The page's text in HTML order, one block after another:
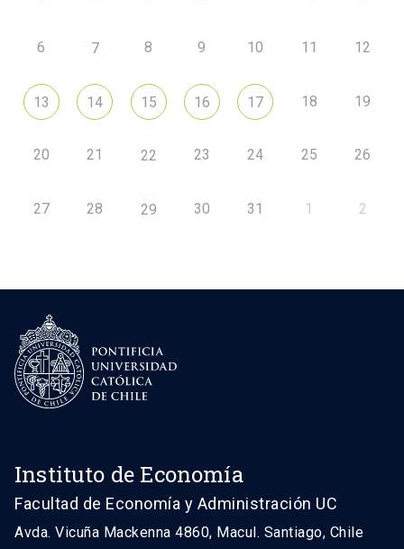
6 7 8 9 10 11 12
13 14 15 16 17 18 19
20 21 22 23 24 25 26
27 28 29 30 31 1 2
Instituto de Economía
Facultad de Economía y Administración UC
Avda. Vicuña Mackenna 4860, Macul. Santiago, Chile